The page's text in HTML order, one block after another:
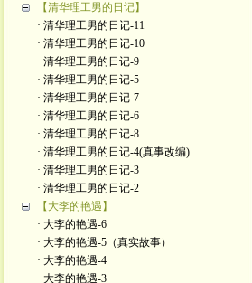
【清华理工男的日记】
· 清华理工男的日记-11
· 清华理工男的日记-10
· 清华理工男的日记-9
· 清华理工男的日记-5
· 清华理工男的日记-7
· 清华理工男的日记-6
· 清华理工男的日记-8
· 清华理工男的日记-4(真事改编)
· 清华理工男的日记-3
· 清华理工男的日记-2
【大李的艳遇】
· 大李的艳遇-6
· 大李的艳遇-5（真实故事）
· 大李的艳遇-4
· 大李的艳遇-3